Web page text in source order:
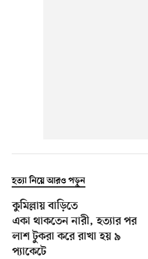
হত্যা নিয়ে আরও পড়ুন
কুমিল্লায় বাড়িতে
একা থাকতেন নারী, হত্যার পর
লাশ টুকরা করে রাখা হয় ৯
প্যাকেটে